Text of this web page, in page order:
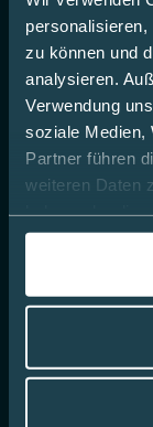
zu können und
analysieren.
Verwendung
soziale Medien,
Partner führen
weiteren Daten
gesammelt
In dieser
Unternehmen
Unsere Werte
35 Jahre
Ihre Karriere bei
Fachgeschäfte
Partnerschaften